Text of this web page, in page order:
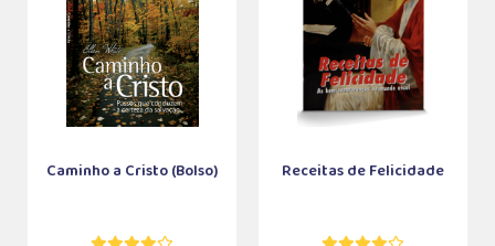
Caminho a Cristo (Bolso) Receitas de Felicidade